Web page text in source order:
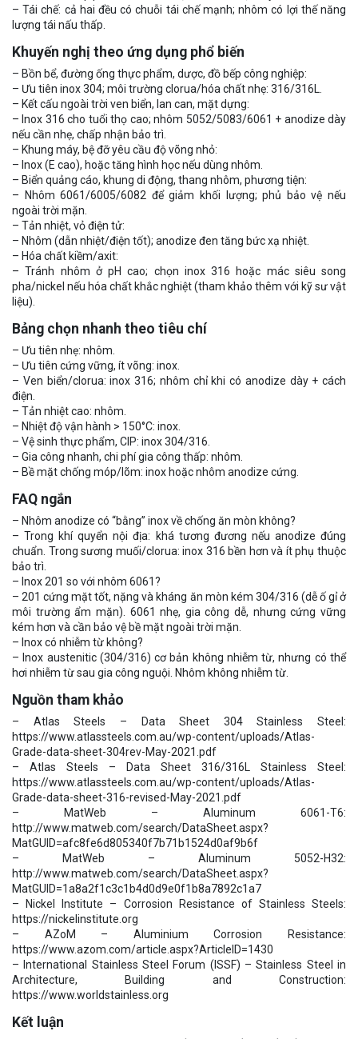
– Tái chế: cả hai đều có chuỗi tái chế mạnh; nhôm có lợi thế năng
lượng tái nấu thấp.
Khuyến nghị theo ứng dụng phổ biến
– Bồn bể, đường ống thực phẩm, dược, đồ bếp công nghiệp:
– Ưu tiên inox 304; môi trường clorua/hóa chất nhẹ: 316/316L.
– Kết cấu ngoài trời ven biển, lan can, mặt dựng:
– Inox 316 cho tuổi thọ cao; nhôm 5052/5083/6061 + anodize dày
nếu cần nhẹ, chấp nhận bảo trì.
– Khung máy, bệ đỡ yêu cầu độ võng nhỏ:
– Inox (E cao), hoặc tăng hình học nếu dùng nhôm.
– Biển quảng cáo, khung di động, thang nhôm, phương tiện:
– Nhôm 6061/6005/6082 để giảm khối lượng; phủ bảo vệ nếu
ngoài trời mặn.
– Tản nhiệt, vỏ điện tử:
– Nhôm (dẫn nhiệt/điện tốt); anodize đen tăng bức xạ nhiệt.
– Hóa chất kiềm/axit:
– Tránh nhôm ở pH cao; chọn inox 316 hoặc mác siêu song
pha/nickel nếu hóa chất khắc nghiệt (tham khảo thêm với kỹ sư vật
liệu).
Bảng chọn nhanh theo tiêu chí
– Ưu tiên nhẹ: nhôm.
– Ưu tiên cứng vững, ít võng: inox.
– Ven biển/clorua: inox 316; nhôm chỉ khi có anodize dày + cách
điện.
– Tản nhiệt cao: nhôm.
– Nhiệt độ vận hành > 150°C: inox.
– Vệ sinh thực phẩm, CIP: inox 304/316.
– Gia công nhanh, chi phí gia công thấp: nhôm.
– Bề mặt chống móp/lõm: inox hoặc nhôm anodize cứng.
FAQ ngắn
– Nhôm anodize có “bằng” inox về chống ăn mòn không?
– Trong khí quyển nội địa: khá tương đương nếu anodize đúng
chuẩn. Trong sương muối/clorua: inox 316 bền hơn và ít phụ thuộc
bảo trì.
– Inox 201 so với nhôm 6061?
– 201 cứng mặt tốt, nặng và kháng ăn mòn kém 304/316 (dễ ố gỉ ở
môi trường ẩm mặn). 6061 nhẹ, gia công dễ, nhưng cứng vững
kém hơn và cần bảo vệ bề mặt ngoài trời mặn.
– Inox có nhiễm từ không?
– Inox austenitic (304/316) cơ bản không nhiễm từ, nhưng có thể
hơi nhiễm từ sau gia công nguội. Nhôm không nhiễm từ.
Nguồn tham khảo
– Atlas Steels – Data Sheet 304 Stainless Steel:
https://www.atlassteels.com.au/wp-content/uploads/Atlas-
Grade-data-sheet-304rev-May-2021.pdf
– Atlas Steels – Data Sheet 316/316L Stainless Steel:
https://www.atlassteels.com.au/wp-content/uploads/Atlas-
Grade-data-sheet-316-revised-May-2021.pdf
– MatWeb – Aluminum 6061-T6:
http://www.matweb.com/search/DataSheet.aspx?
MatGUID=afc8fe6d805340f7b71b1524d0af9b6f
– MatWeb – Aluminum 5052-H32:
http://www.matweb.com/search/DataSheet.aspx?
MatGUID=1a8a2f1c3c1b4d0d9e0f1b8a7892c1a7
– Nickel Institute – Corrosion Resistance of Stainless Steels:
https://nickelinstitute.org
– AZoM – Aluminium Corrosion Resistance:
https://www.azom.com/article.aspx?ArticleID=1430
– International Stainless Steel Forum (ISSF) – Stainless Steel in
Architecture, Building and Construction:
https://www.worldstainless.org
Kết luận